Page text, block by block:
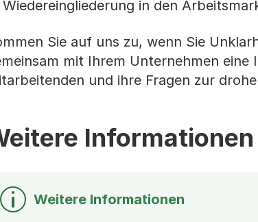
Wiedereingliederung in den
Sie auf uns zu, wenn Sie
mit Ihrem Unternehmen
und ihre Fragen zur
Informationen
Weitere Informationen